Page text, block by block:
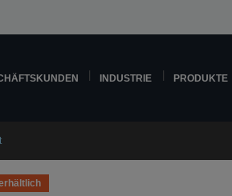
INDUSTRIE PRODUKTE